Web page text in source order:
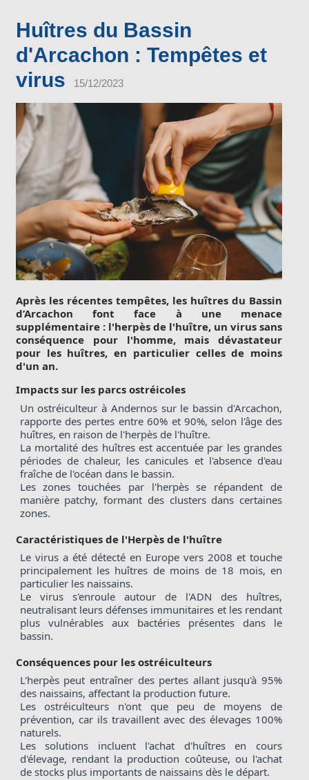
Huîtres du Bassin
d'Arcachon : Tempêtes et
virus
15/12/2023
Après les récentes tempêtes, les huîtres du Bassin
d’Arcachon font face à une menace
supplémentaire : l'herpès de l'huître, un virus sans
conséquence pour l'homme, mais dévastateur
pour les huîtres, en particulier celles de moins
d'un an.
Impacts sur les parcs ostréicoles
Un ostréiculteur à Andernos sur le bassin d'Arcachon,
rapporte des pertes entre 60% et 90%, selon l'âge des
huîtres, en raison de l'herpès de l'huître.
La mortalité des huîtres est accentuée par les grandes
périodes de chaleur, les canicules et l'absence d'eau
fraîche de l'océan dans le bassin.
Les zones touchées par l'herpès se répandent de
manière patchy, formant des clusters dans certaines
zones.
Caractéristiques de l'Herpès de l'huître
Le virus a été détecté en Europe vers 2008 et touche
principalement les huîtres de moins de 18 mois, en
particulier les naissains.
Le virus s'enroule autour de l'ADN des huîtres,
neutralisant leurs défenses immunitaires et les rendant
plus vulnérables aux bactéries présentes dans le
bassin.
Conséquences pour les ostréiculteurs
L'herpès peut entraîner des pertes allant jusqu'à 95%
des naissains, affectant la production future.
Les ostréiculteurs n'ont que peu de moyens de
prévention, car ils travaillent avec des élevages 100%
naturels.
Les solutions incluent l'achat d'huîtres en cours
d'élevage, rendant la production coûteuse, ou l'achat
de stocks plus importants de naissains dès le départ.